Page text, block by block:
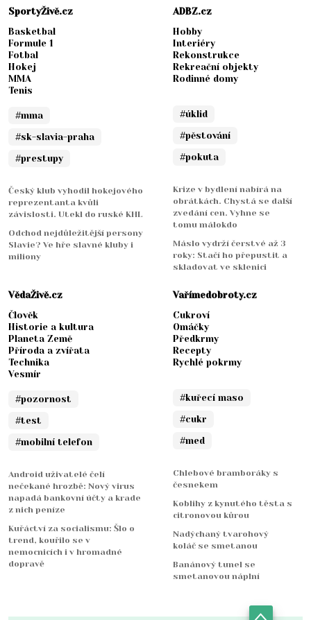
SportyŽivě.cz
Basketbal
Formule 1
Fotbal
Hokej
MMA
Tenis
#mma
#sk-slavia-praha
#prestupy
Český klub vyhodil hokejového
reprezentanta kvůli
závislosti. Utekl do ruské KHL
Odchod nejdůležitější persony
Slavie? Ve hře slavné kluby i
miliony
ADBZ.cz
Hobby
Interiéry
Rekonstrukce
Rekreační objekty
Rodinné domy
#úklid
#pěstování
#pokuta
Krize v bydlení nabírá na
obrátkách. Chystá se další
zvedání cen. Vyhne se
tomu málokdo
Máslo vydrží čerstvé až 3
roky: Stačí ho přepustit a
skladovat ve sklenici
VědaŽivě.cz
Člověk
Historie a kultura
Planeta Země
Příroda a zvířata
Technika
Vesmír
#pozornost
#test
#mobilní telefon
Android uživatelé čelí
nečekané hrozbě: Nový virus
napadá bankovní účty a krade
z nich peníze
Kuřáctví za socialismu: Šlo o
trend, kouřilo se v
nemocnicích i v hromadné
dopravě
Vařímedobroty.cz
Cukroví
Omáčky
Předkrmy
Recepty
Rychlé pokrmy
#kuřecí maso
#cukr
#med
Chlebové bramboráky s
česnekem
Koblihy z kynutého těsta s
citronovou kůrou
Nadýchaný tvarohový
koláč se smetanou
Banánový tunel se
smetanovou náplní